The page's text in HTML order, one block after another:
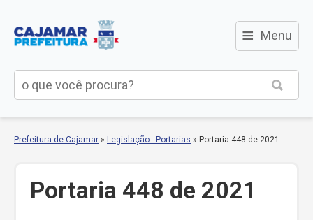
≡ Menu
Prefeitura de Cajamar » Legislação - Portarias » Portaria 448 de 2021
Portaria 448 de 2021